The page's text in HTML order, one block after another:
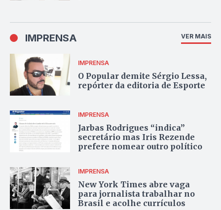
IMPRENSA VER MAIS
IMPRENSA
O Popular demite Sérgio Lessa,
repórter da editoria de Esporte
IMPRENSA
Jarbas Rodrigues “indica”
secretário mas Iris Rezende
prefere nomear outro político
IMPRENSA
New York Times abre vaga
para jornalista trabalhar no
Brasil e acolhe currículos